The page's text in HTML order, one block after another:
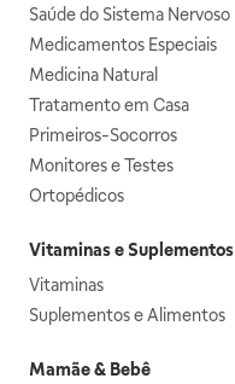
Saúde do Sistema Nervoso
Medicamentos Especiais
Medicina Natural
Tratamento em Casa
Primeiros-Socorros
Monitores e Testes
Ortopédicos
Vitaminas e Suplementos
Vitaminas
Suplementos e Alimentos
Mamãe & Bebê